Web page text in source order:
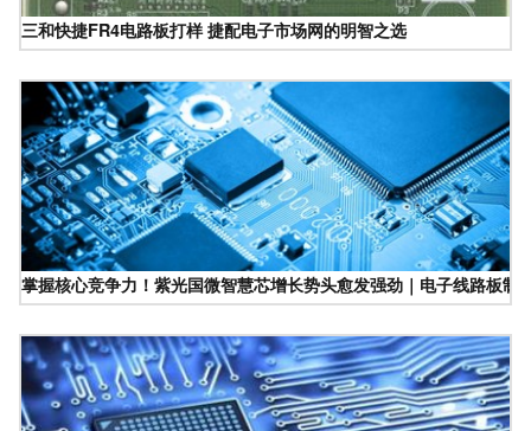
三和快捷FR4电路板打样 捷配电子市场网的明智之选
掌握核心竞争力！紫光国微智慧芯增长势头愈发强劲｜电子线路板制